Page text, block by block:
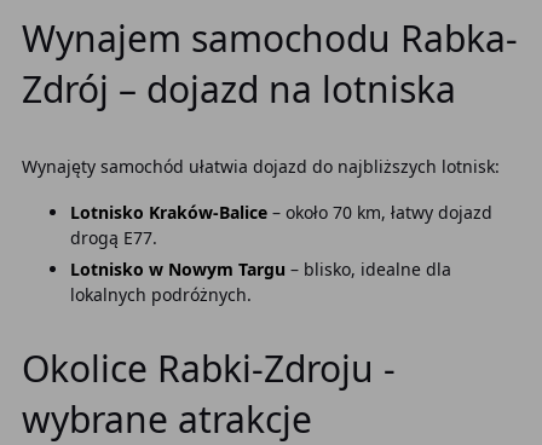
Wynajem samochodu Rabka-
Zdrój – dojazd na lotniska
Wynajęty samochód ułatwia dojazd do najbliższych lotnisk:
Lotnisko Kraków-Balice– około 70 km, łatwy dojazd
drogą E77.
Lotnisko w Nowym Targu – blisko, idealne dla
lokalnych podróżnych.
Okolice Rabki-Zdroju -
wybrane atrakcje